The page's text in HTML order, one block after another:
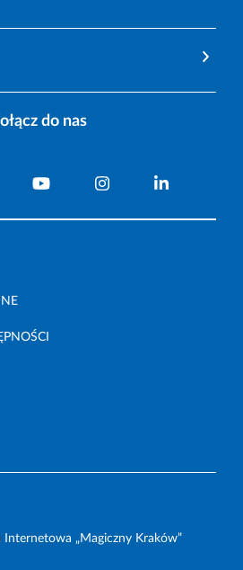
do nas
Internetowa „Magiczny Kraków”